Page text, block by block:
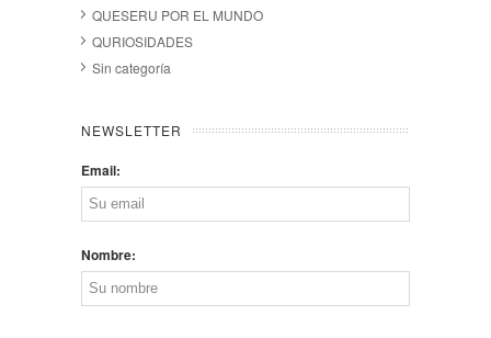
QUESERU POR EL MUNDO
QURIOSIDADES
Sin categoría
NEWSLETTER
Email:
Nombre: